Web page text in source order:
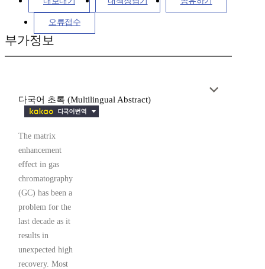
오류접수
부가정보
다국어 초록 (Multilingual Abstract)
The matrix
enhancement
effect in gas
chromatography
(GC) has been a
problem for the
last decade as it
results in
unexpected high
recovery. Most